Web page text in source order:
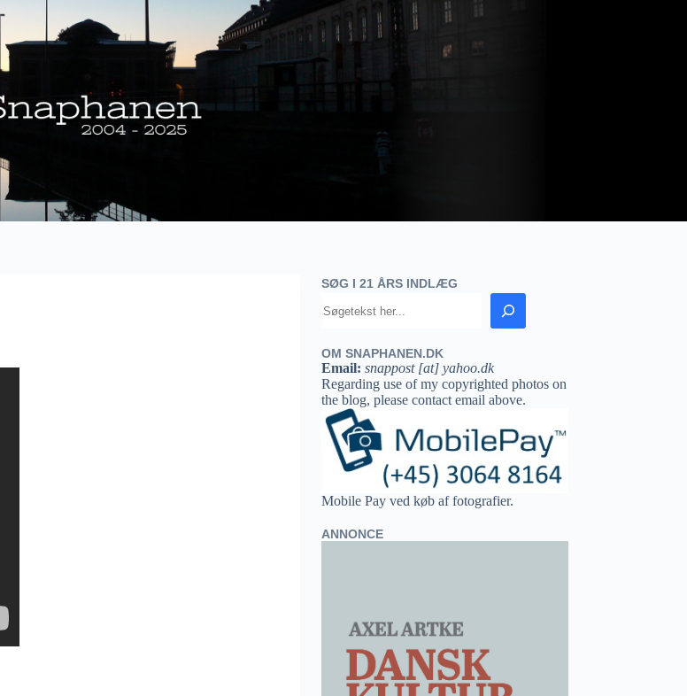
SØG I 21 ÅRS INDLÆG
OM SNAPHANEN.DK
Email: snappost [at] yahoo.dk
Regarding use of my copyrighted photos on
the blog, please contact email above.
Mobile Pay ved køb af fotografier.
ANNONCE